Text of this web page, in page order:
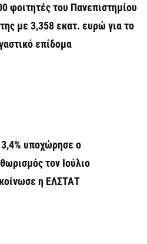
φοιτητές του Πανεπιστημίου
με 3,358 εκατ. ευρώ για το
επίδομα
υποχώρησε ο
τον Ιούλιο
η ΕΛΣΤΑΤ